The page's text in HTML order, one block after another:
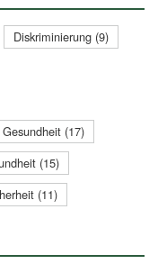
Diskriminierung (9)
(17)
(15)
(11)